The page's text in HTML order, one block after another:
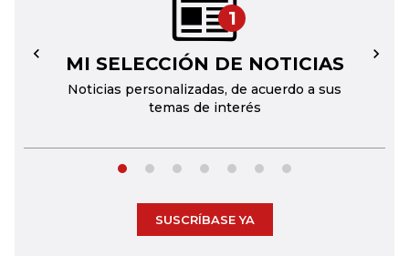
1
MI SELECCIÓN DE NOTICIAS
Noticias personalizadas, de acuerdo a sus
temas de interés
← →
SUSCRÍBASE YA